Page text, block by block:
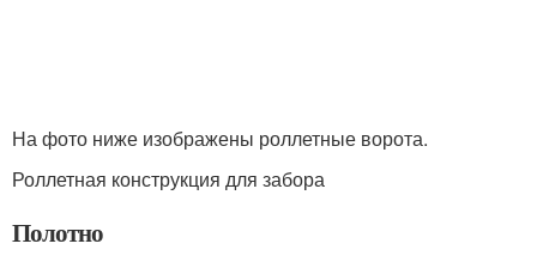
На фото ниже изображены роллетные ворота.
Роллетная конструкция для забора
Полотно